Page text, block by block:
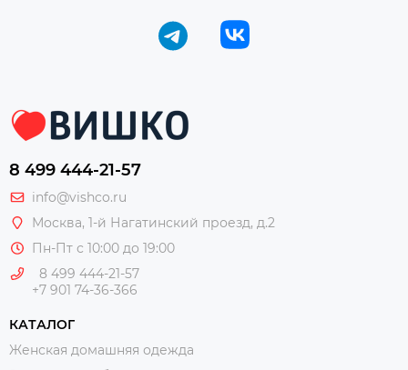
8 499 444-21-57
info@vishco.ru
Москва, 1-й Нагатинский проезд, д.2
Пн-Пт с 10:00 до 19:00
8 499 444-21-57
+7 901 74-36-366
КАТАЛОГ
Женская домашняя одежда